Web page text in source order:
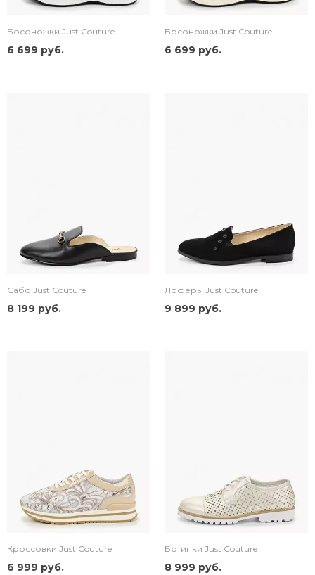
Босоножки Just Couture
6 699 руб.
Босоножки Just Couture
6 699 руб.
Сабо Just Couture
8 199 руб.
Лоферы Just Couture
9 899 руб.
Кроссовки Just Couture
6 999 руб.
Ботинки Just Couture
8 999 руб.